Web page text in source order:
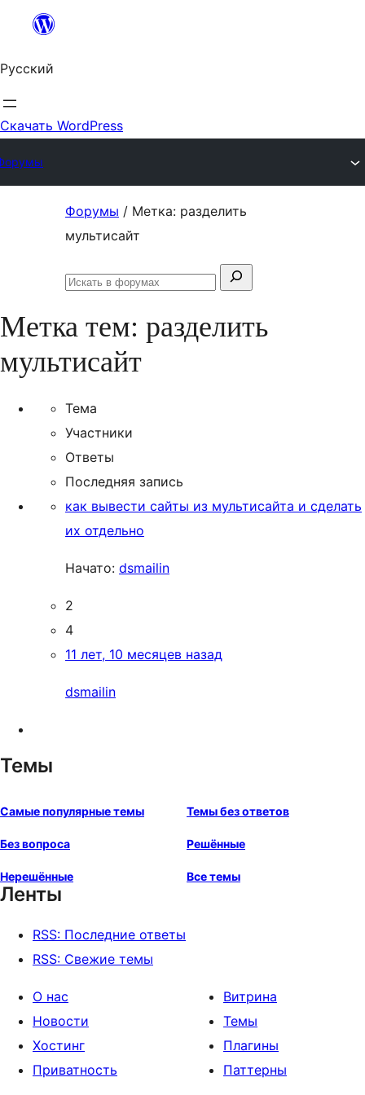
Перейти
содержимому
Русский
Скачать WordPress
Форумы / Метка: разделить
мультисайт
Поиск:
Искать
Метка тем: разделить
мультисайт
Тема
Участники
Ответы
Последняя запись
как вывести сайты из мультисайта и сделать
их отдельно
Начато: dsmailin
2
4
11 лет, 10 месяцев назад
dsmailin
Темы
Самые популярные темы Темы без ответов
Без вопроса Решённые
Нерешённые Все темы
Ленты
RSS: Последние ответы
RSS: Свежие темы
О нас
Новости
Хостинг
Приватность
Витрина
Темы
Плагины
Паттерны